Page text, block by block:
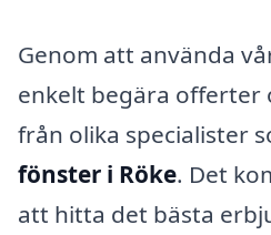
Genom att använda
enkelt begära offerter
från olika specialister
fönster i Röke. Det
att hitta det bästa